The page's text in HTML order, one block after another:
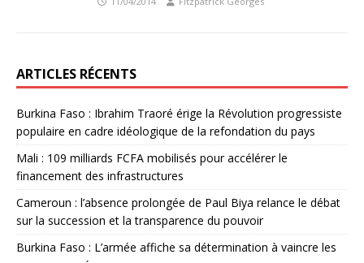
ARTICLES RÉCENTS
Burkina Faso : Ibrahim Traoré érige la Révolution progressiste
populaire en cadre idéologique de la refondation du pays
Mali : 109 milliards FCFA mobilisés pour accélérer le
financement des infrastructures
Cameroun : l’absence prolongée de Paul Biya relance le débat
sur la succession et la transparence du pouvoir
Burkina Faso : L’armée affiche sa détermination à vaincre les